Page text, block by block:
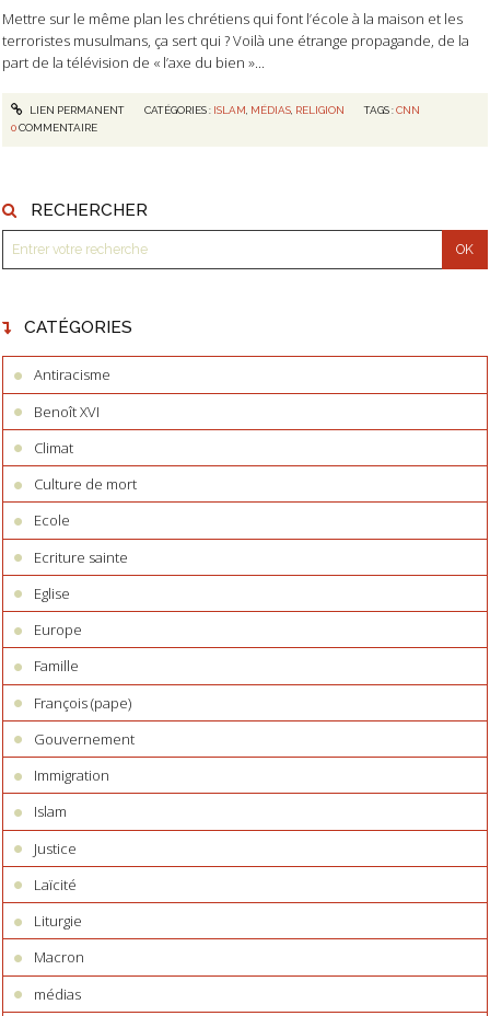
RECHERCHER
CATÉGORIES
Antiracisme
Benoît XVI
Climat
Culture de mort
Ecole
Ecriture sainte
Eglise
Europe
Famille
François (pape)
Gouvernement
Immigration
Islam
Justice
Laïcité
Liturgie
Macron
médias
Mettre sur le même plan les chrétiens qui font l’école à la maison et les
terroristes musulmans, ça sert qui ? Voilà une étrange propagande, de la
part de la télévision de « l’axe du bien »...
LIEN PERMANENT CATÉGORIES : ISLAM, MÉDIAS, RELIGION TAGS :CNN
0COMMENTAIRE